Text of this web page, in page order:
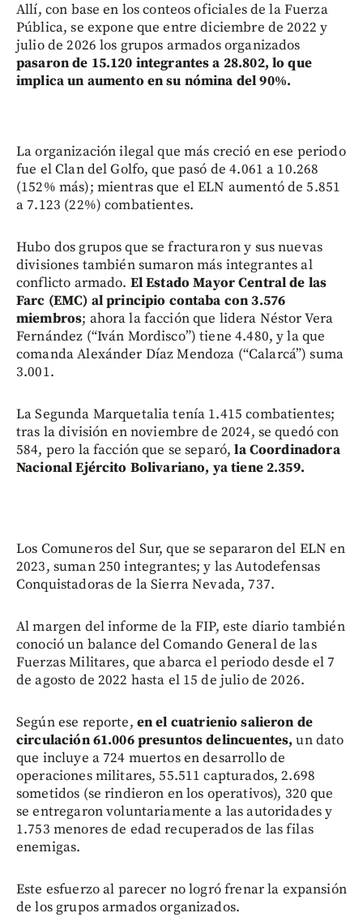
Allí, con base en los conteos oficiales de la Fuerza
Pública, se expone que entre diciembre de 2022 y
julio de 2026 los grupos armados organizados
pasaron de 15.120 integrantes a 28.802, lo que
implica un aumento en su nómina del 90%.
La organización ilegal que más creció en ese periodo
fue el Clan del Golfo, que pasó de 4.061 a 10.268
(152% más); mientras que el ELN aumentó de 5.851
a 7.123 (22%) combatientes.
Hubo dos grupos que se fracturaron y sus nuevas
divisiones también sumaron más integrantes al
conflicto armado. El Estado Mayor Central de las
Farc (EMC) al principio contaba con 3.576
miembros; ahora la facción que lidera Néstor Vera
Fernández (“Iván Mordisco”) tiene 4.480, y la que
comanda Alexánder Díaz Mendoza (“Calarcá”) suma
3.001.
La Segunda Marquetalia tenía 1.415 combatientes;
tras la división en noviembre de 2024, se quedó con
584, pero la facción que se separó,la Coordinadora
Nacional Ejército Bolivariano, ya tiene 2.359.
Los Comuneros del Sur, que se separaron del ELN en
2023, suman 250 integrantes; y las Autodefensas
Conquistadoras de la Sierra Nevada, 737.
Al margen del informe de la FIP, este diario también
conoció un balance del Comando General de las
Fuerzas Militares, que abarca el periodo desde el 7
de agosto de 2022 hasta el 15 de julio de 2026.
Según ese reporte, en el cuatrienio salieron de
circulación 61.006 presuntos delincuentes,un dato
que incluye a 724 muertos en desarrollo de
operaciones militares, 55.511 capturados, 2.698
sometidos (se rindieron en los operativos), 320 que
se entregaron voluntariamente a las autoridades y
1.753 menores de edad recuperados de las filas
enemigas.
Este esfuerzo al parecer no logró frenar la expansión
de los grupos armados organizados.